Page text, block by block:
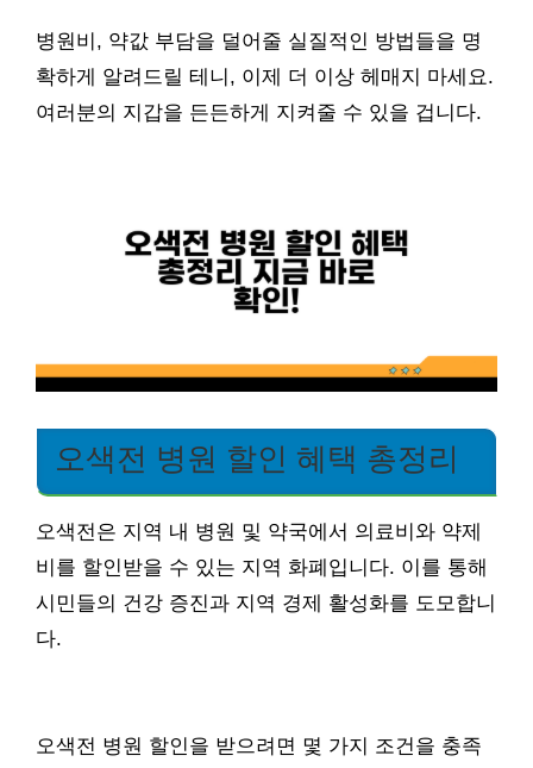
병원비, 약값 부담을 덜어줄 실질적인 방법들을 명
확하게 알려드릴 테니, 이제 더 이상 헤매지 마세요.
여러분의 지갑을 든든하게 지켜줄 수 있을 겁니다.
오색전 병원 할인 혜택 총정리
오색전은 지역 내 병원 및 약국에서 의료비와 약제
비를 할인받을 수 있는 지역 화폐입니다. 이를 통해
시민들의 건강 증진과 지역 경제 활성화를 도모합니
다.
오색전 병원 할인을 받으려면 몇 가지 조건을 충족